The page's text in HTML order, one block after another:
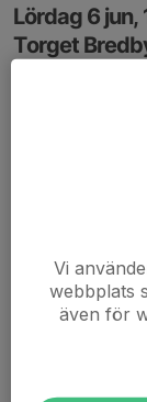
Lördag 6
Torget
Vi
webbplats
även för